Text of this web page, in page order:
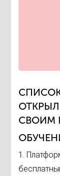
СВОИМ
1.